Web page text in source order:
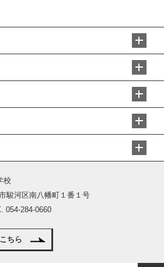
校
駿河区南八幡町１番１号
054-284-0660
ちら